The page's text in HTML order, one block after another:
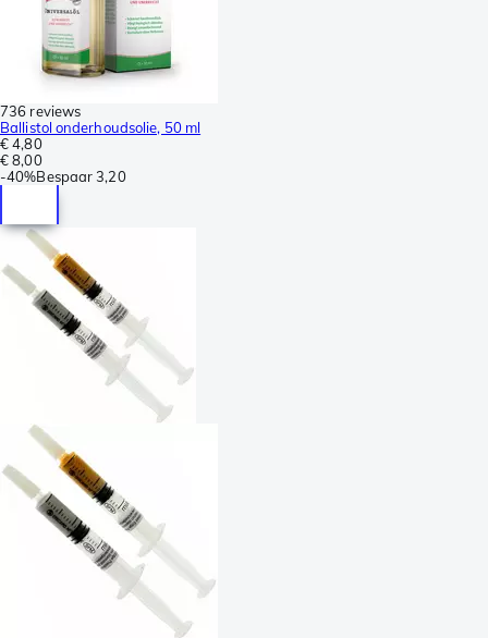
736 reviews
Ballistol onderhoudsolie, 50 ml
€ 4,80
€ 8,00
-40%Bespaar 3,20